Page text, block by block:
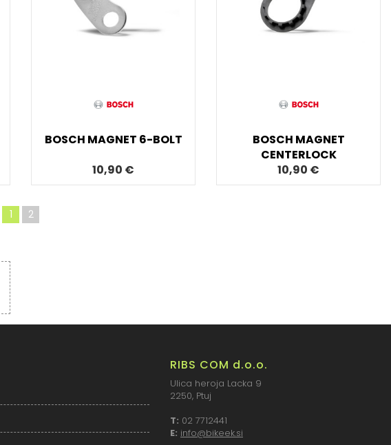
BOSCH MAGNET 6-BOLT
10,90 €
BOSCH MAGNET
CENTERLOCK
10,90 €
1 2
RIBS COM d.o.o.
Ulica heroja Lacka 9
2250, Ptuj
T: 02 7712441
E: info@bikeek.si